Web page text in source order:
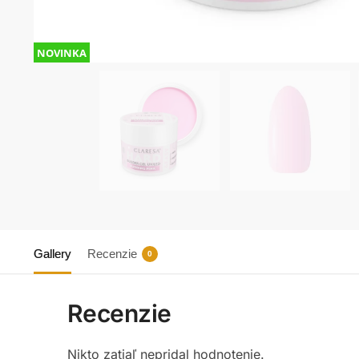
NOVINKA
Gallery Recenzie 0
Recenzie
Nikto zatiaľ nepridal hodnotenie.